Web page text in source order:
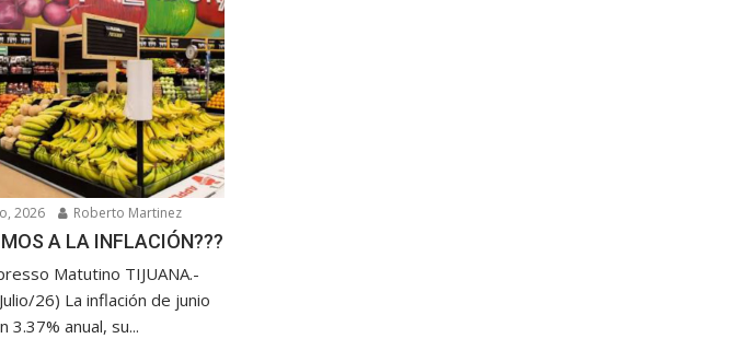
2026 Roberto Martinez
A LA INFLACIÓN???
Matutino TIJUANA.-
26) La inflación de junio
3.37% anual, su...